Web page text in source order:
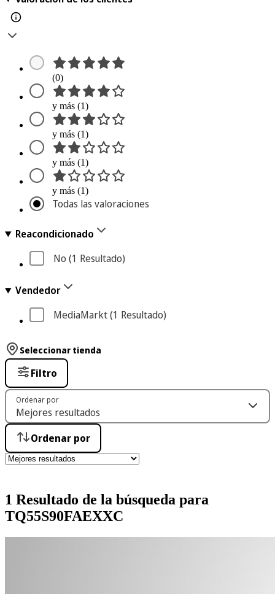
(0)
y más (1)
y más (1)
y más (1)
y más (1)
Todas las valoraciones
Reacondicionado
No (1 Resultado)
Vendedor
MediaMarkt (1 Resultado)
1 Resultado de la búsqueda para
TQ55S90FAEXXC
Seleccionar tienda
Filtro
Ordenar por
Ordenar por